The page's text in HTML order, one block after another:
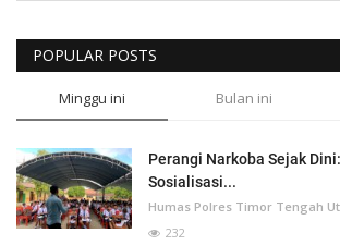
POPULAR POSTS
Minggu ini Bulan ini
Perangi Narkoba Sejak
Sosialisasi...
Humas Polres Timor Tengah
232